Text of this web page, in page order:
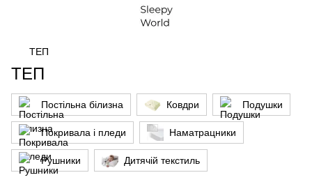
ТЕП
ТЕП
Постільна білизна Ковдри Подушки
Покривала і пледи Наматрацники
Рушники Дитячій текстиль